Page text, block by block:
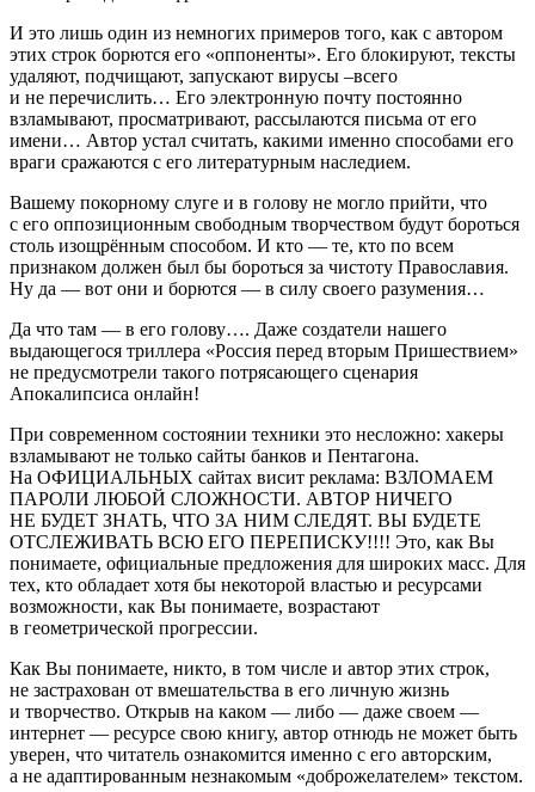
И это лишь один из немногих примеров того, как с автором
этих строк борются его «оппоненты». Его блокируют, тексты
удаляют, подчищают, запускают вирусы –всего
и не перечислить… Его электронную почту постоянно
взламывают, просматривают, рассылаются письма от его
имени… Автор устал считать, какими именно способами его
враги сражаются с его литературным наследием.
Вашему покорному слуге и в голову не могло прийти, что
с его оппозиционным свободным творчеством будут бороться
столь изощрённым способом. И кто — те, кто по всем
признаком должен был бы бороться за чистоту Православия.
Ну да — вот они и борются — в силу своего разумения…
Да что там — в его голову…. Даже создатели нашего
выдающегося триллера «Россия перед вторым Пришествием»
не предусмотрели такого потрясающего сценария
Апокалипсиса онлайн!
При современном состоянии техники это несложно: хакеры
взламывают не только сайты банков и Пентагона.
На ОФИЦИАЛЬНЫХ сайтах висит реклама: ВЗЛОМАЕМ
ПАРОЛИ ЛЮБОЙ СЛОЖНОСТИ. АВТОР НИЧЕГО
НЕ БУДЕТ ЗНАТЬ, ЧТО ЗА НИМ СЛЕДЯТ. ВЫ БУДЕТЕ
ОТСЛЕЖИВАТЬ ВСЮ ЕГО ПЕРЕПИСКУ!!!! Это, как Вы
понимаете, официальные предложения для широких масс. Для
тех, кто обладает хотя бы некоторой властью и ресурсами
возможности, как Вы понимаете, возрастают
в геометрической прогрессии.
Как Вы понимаете, никто, в том числе и автор этих строк,
не застрахован от вмешательства в его личную жизнь
и творчество. Открыв на каком — либо — даже своем —
интернет — ресурсе свою книгу, автор отнюдь не может быть
уверен, что читатель ознакомится именно с его авторским,
а не адаптированным незнакомым «доброжелателем» текстом.